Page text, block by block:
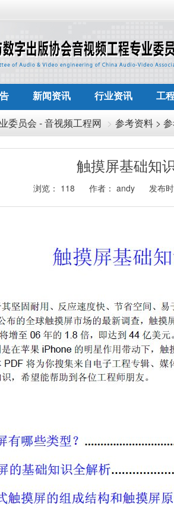
新闻资讯 行业资讯 工
委员会 - 音视频工程网 参考资料 >
触摸屏基础知
浏览： 118 作者： andy 发布